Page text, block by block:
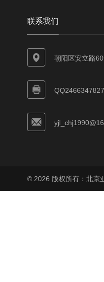
联系我们
朝阳区安立路
QQ2466347827
© 2026 版权所有：北